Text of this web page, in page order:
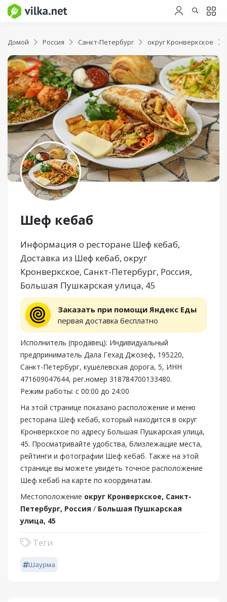
Домой Россия Санкт-Петербург округ Кронверкское
Шеф кебаб
Информация о ресторане Шеф кебаб,
Доставка из Шеф кебаб, округ
Кронверкское, Санкт-Петербург, Россия,
Большая Пушкарская улица, 45
Заказать при помощи Яндекс Еды
первая доставка бесплатно
Исполнитель (продавец): Индивидуальный
предприниматель Дала Гехад Джозеф, 195220,
Санкт-Петербург, кушелевская дорога, 5, ИНН
471609047644, рег.номер 318784700133480.
Режим работы: с 00:00 до 24:00
На этой странице показано расположение и меню
ресторана Шеф кебаб, который находится в округ
Кронверкское по адресу Большая Пушкарская улица,
45. Просматривайте удобства, близлежащие места,
рейтинги и фотографии Шеф кебаб. Также на этой
странице вы можете увидеть точное расположение
Шеф кебаб на карте по координатам.
Местоположение округ Кронверкское, Санкт-
Петербург, Россия / Большая Пушкарская
улица, 45
Теги
Шаурма